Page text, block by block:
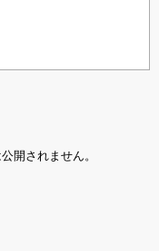
開されません。